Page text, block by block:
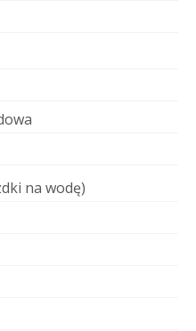
na wodę)